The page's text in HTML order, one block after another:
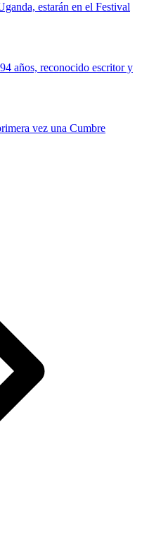
estarán en el Festival
años, reconocido escritor y
vez una Cumbre